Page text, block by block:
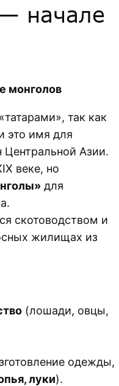
начале
монголов
так как
это имя для
Центральной Азии.
веке, но
для
скотоводством и
жилищах из
(лошади, овцы,
одежды,
луки).